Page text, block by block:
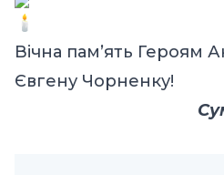
Вічна пам’ять Героям
Євгену Чорненку!